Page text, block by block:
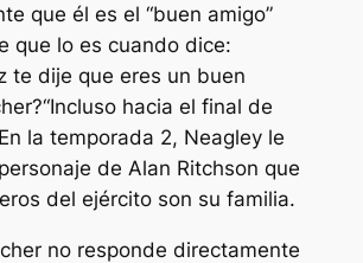
que él es el “buen amigo”
que lo es cuando dice:
te dije que eres un buen
“Incluso hacia el final de
la temporada 2, Neagley le
de Alan Ritchson que
del ejército son su familia.
no responde directamente